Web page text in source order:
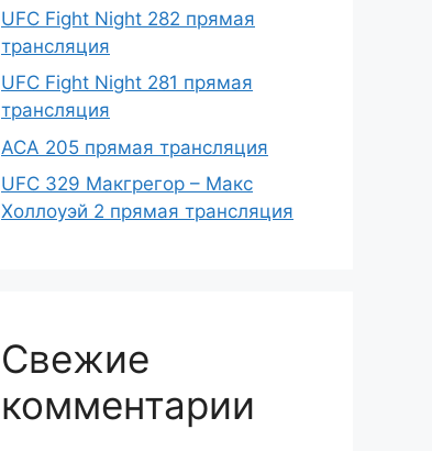
UFC Fight Night 282 прямая
трансляция
UFC Fight Night 281 прямая
трансляция
ACA 205 прямая трансляция
UFC 329 Макгрегор – Макс
Холлоуэй 2 прямая трансляция
Свежие
комментарии